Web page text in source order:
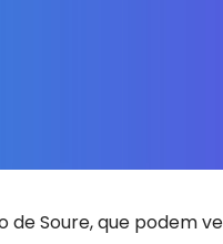
de Soure, que podem